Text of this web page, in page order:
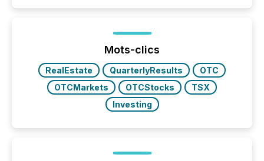
72-hour period. Results showed that AI systems are
actively processing mining and energy press
releases at scale. AI...
Mots-clics
RealEstate QuarterlyResults
OTC
OTCMarkets
OTCStocks
TSX
Investing